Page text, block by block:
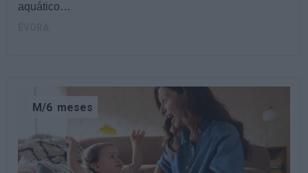
aquático…
M/6 meses